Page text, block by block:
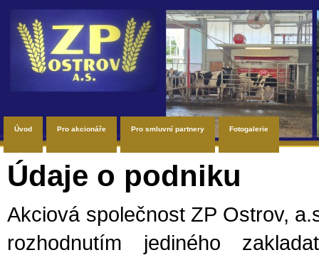
Úvod Pro akcionáře Pro smluvní partnery Fotogalerie
Údaje o podniku
Akciová společnost ZP Ostrov,
rozhodnutím jediného